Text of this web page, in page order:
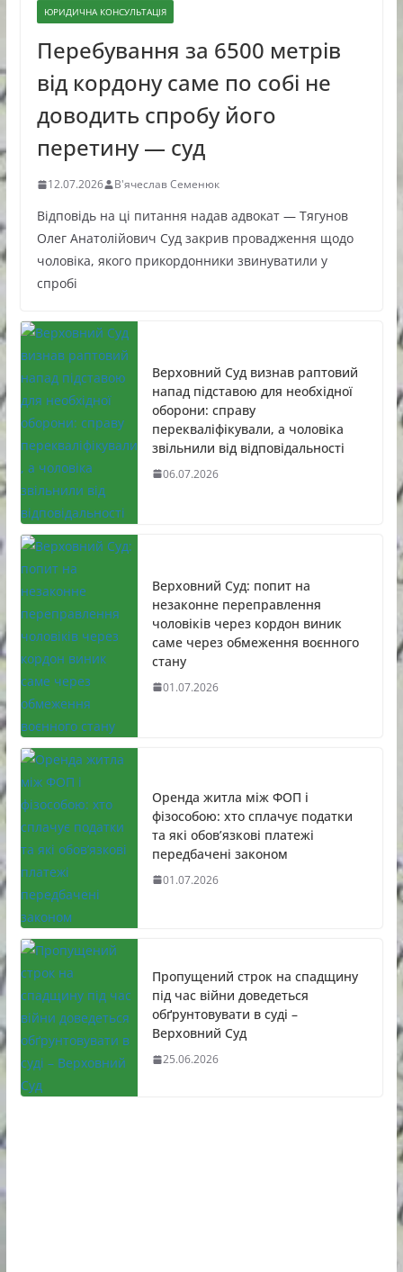
ЮРИДИЧНА КОНСУЛЬТАЦІЯ
Перебування за 6500 метрів
від кордону саме по собі не
доводить спробу його
перетину — суд
12.07.2026 В'ячеслав Семенюк
Відповідь на ці питання надав адвокат — Тягунов
Олег Анатолійович Суд закрив провадження щодо
чоловіка, якого прикордонники звинуватили у
спробі
Верховний Суд визнав раптовий
напад підставою для необхідної
оборони: справу
перекваліфікували, а чоловіка
звільнили від відповідальності
06.07.2026
Верховний Суд: попит на
незаконне переправлення
чоловіків через кордон виник
саме через обмеження воєнного
стану
01.07.2026
Оренда житла між ФОП і
фізособою: хто сплачує податки
та які обов’язкові платежі
передбачені законом
01.07.2026
Пропущений строк на спадщину
під час війни доведеться
обґрунтовувати в суді –
Верховний Суд
25.06.2026